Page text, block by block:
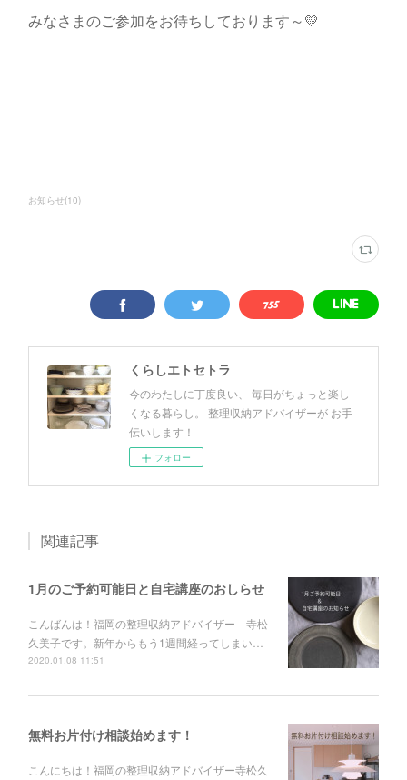
みなさまのご参加をお待ちしております～💛
お知らせ(10)
くらしエトセトラ
今のわたしに丁度良い、 毎日がちょっと楽し
くなる暮らし。 整理収納アドバイザーが お手
伝いします！
フォロー
関連記事
1月のご予約可能日と自宅講座のおしらせ
こんばんは！福岡の整理収納アドバイザー 寺松
久美子です。新年からもう1週間経ってしまい…
2020.01.08 11:51
無料お片付け相談始めます！
こんにちは！福岡の整理収納アドバイザー寺松久